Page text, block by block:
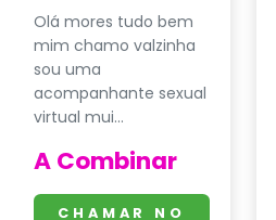
Olá mores tudo bem
mim chamo valzinha
sou uma
acompanhante sexual
virtual mui...
A Combinar
CHAMAR NO